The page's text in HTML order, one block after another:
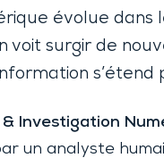
évolue
voit surgir de
s’étend
& Investigation
un analyste